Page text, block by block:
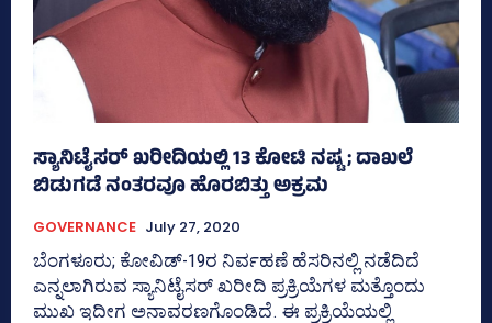
ಸ್ಯಾನಿಟೈಸರ್‌ ಖರೀದಿಯಲ್ಲಿ 13 ಕೋಟಿ ನಷ್ಟ ; ದಾಖಲೆ
ಬಿಡುಗಡೆ ನಂತರವೂ ಹೊರಬಿತ್ತು ಅಕ್ರಮ
GOVERNANCE July 27, 2020
ಬೆಂಗಳೂರು; ಕೋವಿಡ್‌-19ರ ನಿರ್ವಹಣೆ ಹೆಸರಿನಲ್ಲಿ ನಡೆದಿದೆ
ಎನ್ನಲಾಗಿರುವ ಸ್ಯಾನಿಟೈಸರ್‌ ಖರೀದಿ ಪ್ರಕ್ರಿಯೆಗಳ ಮತ್ತೊಂದು
ಮುಖ ಇದೀಗ ಅನಾವರಣಗೊಂಡಿದೆ. ಈ ಪ್ರಕ್ರಿಯೆಯಲ್ಲಿ